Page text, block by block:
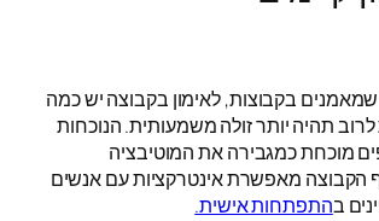
בקבוצות, לאימון בקבוצה יש כמה
לרוב תהיה יותר זולה משמעותית. הנוכחות
מוכחת כמגבירה את המוטיבציה
הקבוצה מאפשרת אינטרקציות עם אנשים
בהתפתחות אישית.